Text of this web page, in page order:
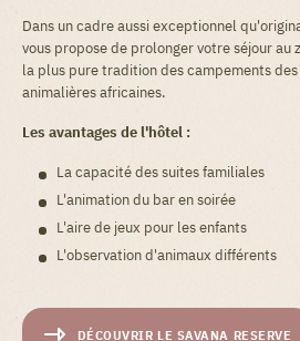
Dans un cadre aussi exceptionnel
vous propose de prolonger votre séjour au
la plus pure tradition des campements
animalières africaines.
Les avantages de l'hôtel :
La capacité des suites familiales
L'animation du bar en soirée
L'aire de jeux pour les enfants
L'observation d'animaux différents
DÉCOUVRIR LE SAVANA RESERVE